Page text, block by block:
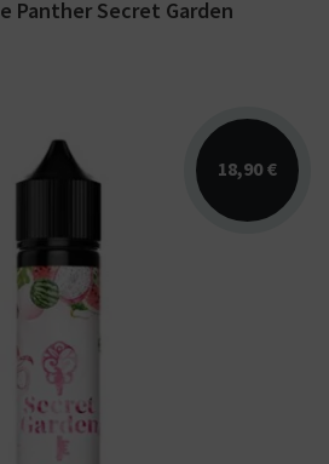
Panther Secret Garden
18,90 €
fruit du dragon, bubble